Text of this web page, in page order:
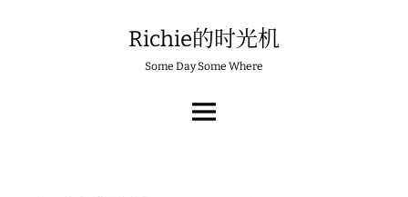
Richie的时光机
Some Day Some Where
MENU